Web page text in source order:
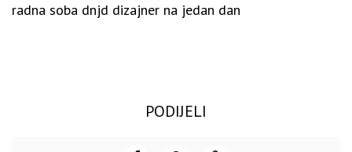
radna soba dnjd dizajner na jedan dan
PODIJELI